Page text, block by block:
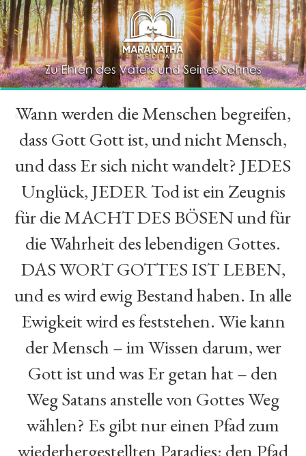
“
Wann werden die Menschen begreifen,
dass Gott Gott ist, und nicht Mensch,
und dass Er sich nicht wandelt? JEDES
Unglück, JEDER Tod ist ein Zeugnis
für die MACHT DES BÖSEN und für
die Wahrheit des lebendigen Gottes.
DAS WORT GOTTES IST LEBEN,
und es wird ewig Bestand haben. In alle
Ewigkeit wird es feststehen. Wie kann
der Mensch – im Wissen darum, wer
Gott ist und was Er getan hat – den
Weg Satans anstelle von Gottes Weg
wählen? Es gibt nur einen Pfad zum
wiederhergestellten Paradies: den Pfad